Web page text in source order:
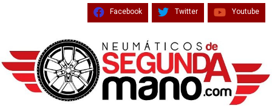
Facebook Twitter Youtube